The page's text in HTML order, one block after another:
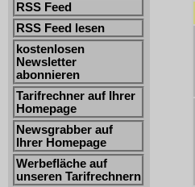
RSS Feed
RSS Feed lesen
kostenlosen
Newsletter
abonnieren
Tarifrechner auf Ihrer
Homepage
Newsgrabber auf
Ihrer Homepage
Werbefläche auf
unseren Tarifrechnern